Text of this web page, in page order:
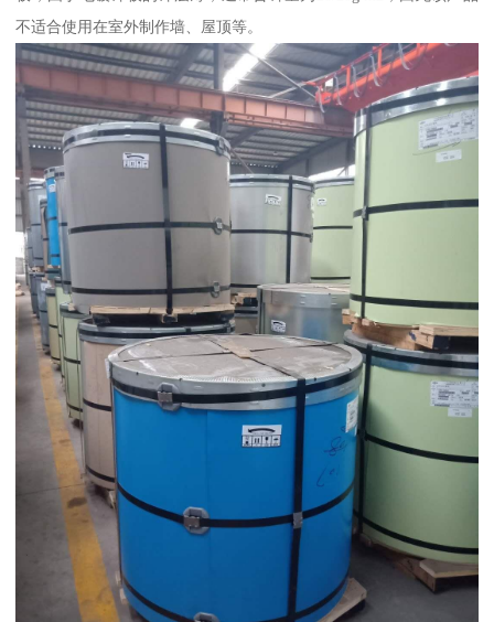
不适合使用在室外制作墙、屋顶等。